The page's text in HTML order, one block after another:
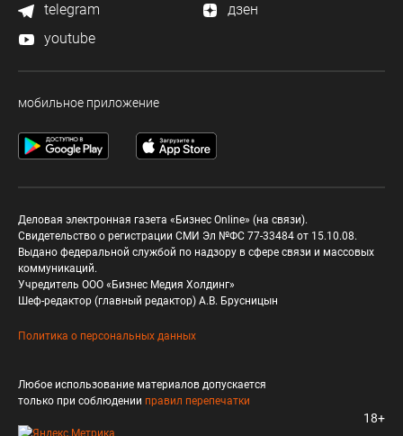
telegram
дзен
youtube
мобильное приложение
Деловая электронная газета «Бизнес Online» (на связи).
Свидетельство о регистрации СМИ Эл №ФС 77-33484 от 15.10.08.
Выдано федеральной службой по надзору в сфере связи и массовых
коммуникаций.
Учредитель ООО «Бизнес Медия Холдинг»
Шеф-редактор (главный редактор) А.В. Брусницын
Политика о персональных данных
Любое использование материалов допускается
только при соблюдении правил перепечатки
18+